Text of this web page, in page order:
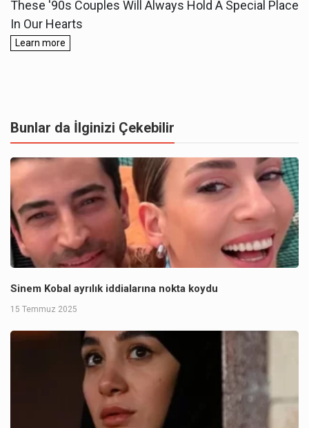
Bunlar da İlginizi Çekebilir
Sinem Kobal ayrılık iddialarına nokta koydu
15 Temmuz 2025